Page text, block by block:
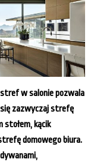
stref w salonie pozwala
zazwyczaj strefę
stołem, kącik
domowego biura.